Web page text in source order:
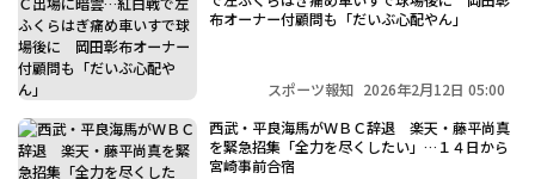
布オーナー付顧問も「だいぶ心配やん」
スポーツ報知 2026年2月12日 05:00
西武・平良海馬がＷＢＣ辞退 楽天・藤平尚真
を緊急招集「全力を尽くしたい」…１４日から
宮崎事前合宿